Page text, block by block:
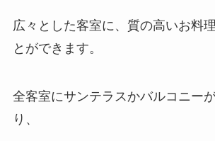
広々とした客室に、質の高いお料
とができます。
全客室にサンテラスかバルコニー
り、